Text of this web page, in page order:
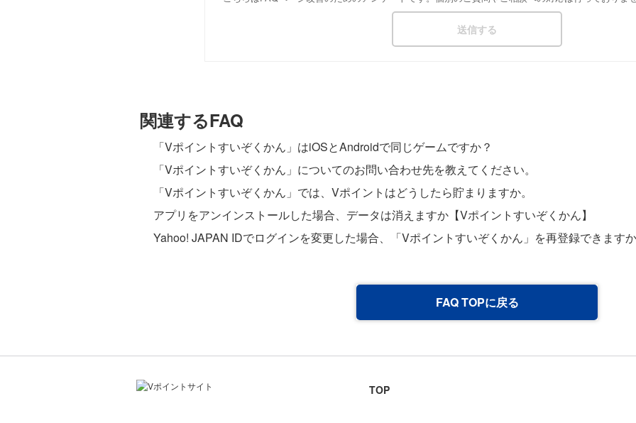
関連するFAQ
「Vポイントすいぞくかん」はiOSとAndroidで同じゲームですか？
「Vポイントすいぞくかん」についてのお問い合わせ先を教えてください。
「Vポイントすいぞくかん」では、Vポイントはどうしたら貯まりますか。
アプリをアンインストールした場合、データは消えますか【Vポイントすいぞくかん】
Yahoo! JAPAN IDでログインを変更した場合、「Vポイントすいぞくかん」を再登録できます
FAQ TOPに戻る
TOP